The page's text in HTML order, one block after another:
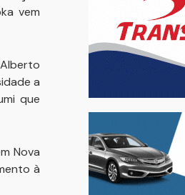
vem
a
que
Nova
à